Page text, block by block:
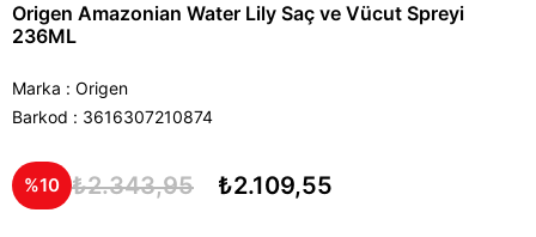
Origen Amazonian Water Lily Saç ve Vücut Spreyi
236ML
Marka : Origen
Barkod : 3616307210874
10 ₺2.343,95 ₺2.109,55